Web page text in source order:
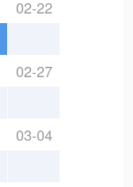
02-22
02-27
03-04